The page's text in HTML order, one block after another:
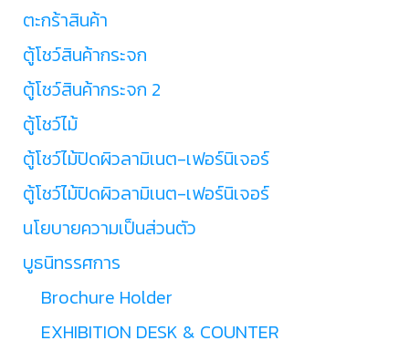
ตะกร้าสินค้า
ตู้โชว์สินค้ากระจก
ตู้โชว์สินค้ากระจก 2
ตู้โชว์ไม้
ตู้โชว์ไม้ปิดผิวลามิเนต-เฟอร์นิเจอร์
ตู้โชว์ไม้ปิดผิวลามิเนต-เฟอร์นิเจอร์
นโยบายความเป็นส่วนตัว
บูธนิทรรศการ
Brochure Holder
EXHIBITION DESK & COUNTER